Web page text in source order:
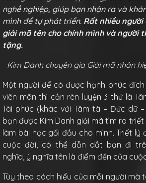
nghề nghiệp, giúp bạn nhận ra và
mình để tự phát triển. Rất nhiều
giải mã tên cho chính mình và người
tặng.
Kim Danh chuyên gia Giải mã nhân
Một người để có được hạnh phúc
viên mãn thì cần rèn luyện 3 thứ là
Tài phúc (khác với Tâm tà – Đức dữ
bạn được Kim Danh giải mã tìm ra
làm bài học gối đầu cho mình. Triết lý
cuộc đời, có thể dẫn dắt bạn đi
nghĩa, ý nghĩa tên là điểm đến của
Tùy theo cách hiểu của mỗi người mà